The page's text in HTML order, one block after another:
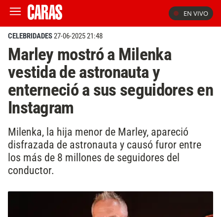
EN VIVO
CELEBRIDADES27-06-2025 21:48
Marley mostró a Milenka
vestida de astronauta y
enterneció a sus seguidores en
Instagram
Milenka, la hija menor de Marley, apareció
disfrazada de astronauta y causó furor entre
los más de 8 millones de seguidores del
conductor.